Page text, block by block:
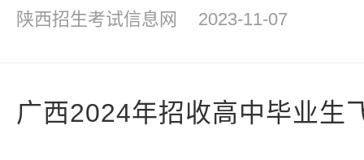
陕西招生考试信息网 2023-11-07
广西2024年招收高中毕业生